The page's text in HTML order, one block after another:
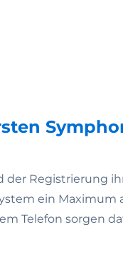
Registrierung
ein Maximum
Telefon sorgen